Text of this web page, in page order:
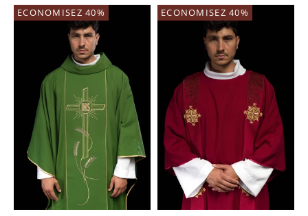
ECONOMISEZ 40% ECONOMISEZ 40%